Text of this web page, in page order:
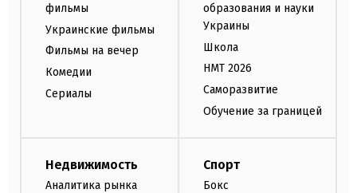
фильмы
Украинские фильмы
Фильмы на вечер
Комедии
Сериалы
образования и науки
Украины
Школа
НМТ 2026
Саморазвитие
Обучение за границей
Недвижимость
Аналитика рынка
Спорт
Бокс